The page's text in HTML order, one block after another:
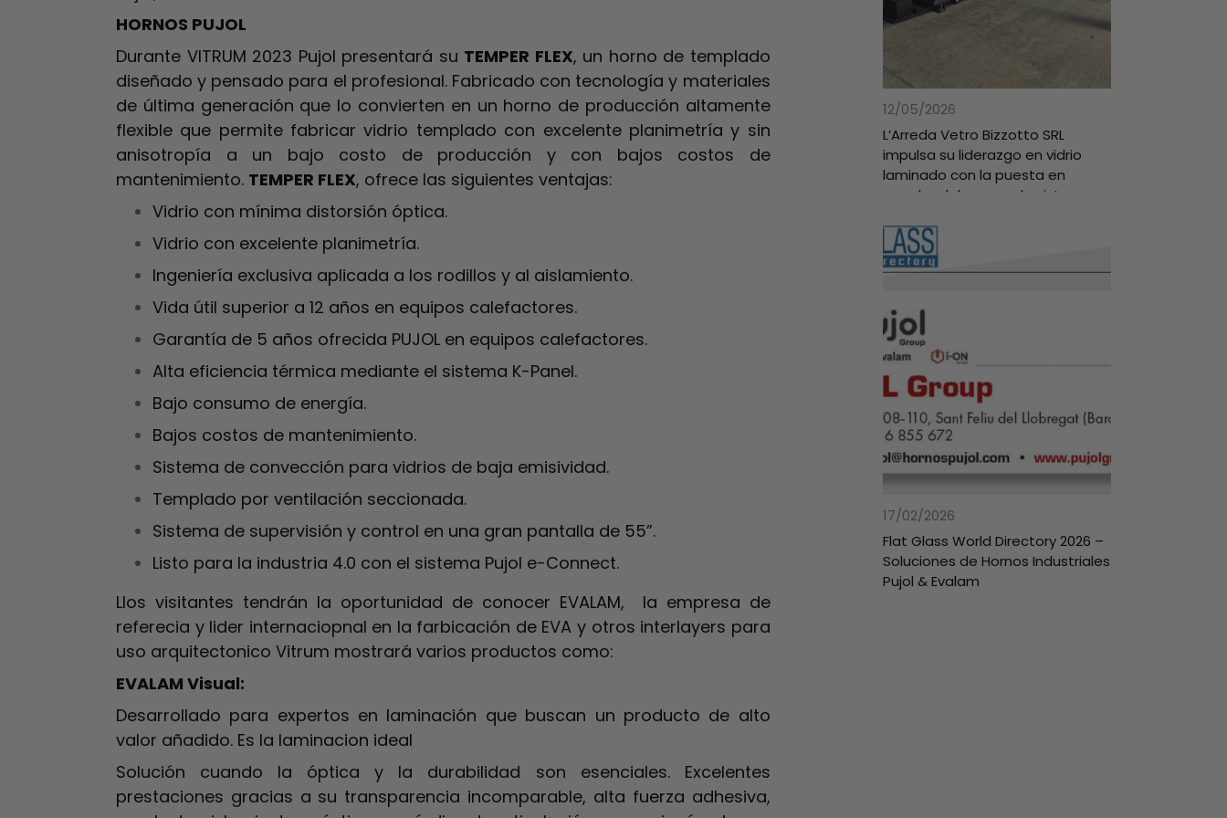
HORNOS PUJOL
Durante VITRUM 2023 Pujol presentará su TEMPER FLEX, un horno de templado
diseñado y pensado para el profesional. Fabricado con tecnología y materiales
de última generación que lo convierten en un horno de producción altamente
flexible que permite fabricar vidrio templado con excelente planimetría y sin
anisotropía a un bajo costo de producción y con bajos costos de
mantenimiento. TEMPER FLEX, ofrece las siguientes ventajas:
Vidrio con mínima distorsión óptica.
Vidrio con excelente planimetría.
Ingeniería exclusiva aplicada a los rodillos y al aislamiento.
Vida útil superior a 12 años en equipos calefactores.
Garantía de 5 años ofrecida PUJOL en equipos calefactores.
Alta eficiencia térmica mediante el sistema K-Panel.
Bajo consumo de energía.
Bajos costos de mantenimiento.
Sistema de convección para vidrios de baja emisividad.
Templado por ventilación seccionada.
Sistema de supervisión y control en una gran pantalla de 55”.
Listo para la industria 4.0 con el sistema Pujol e-Connect. ​
Llos visitantes tendrán la oportunidad de conocer EVALAM, la empresa de
referecia y lider internaciopnal en la farbicación de EVA y otros interlayers para
uso arquitectonico Vitrum mostrará varios productos como:
EVALAM Visual:
Desarrollado para expertos en laminación que buscan un producto de alto
valor añadido. Es la laminacion ideal
Solución cuando la óptica y la durabilidad son esenciales. Excelentes
prestaciones gracias a su transparencia incomparable, alta fuerza adhesiva,
12/05/2026
L’Arreda Vetro Bizzotto SRL
impulsa su liderazgo en vidrio
laminado con la puesta en
marcha del avanzado sistema
17/02/2026
Flat Glass World Directory 2026 –
Soluciones de Hornos Industriales
Pujol & Evalam